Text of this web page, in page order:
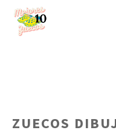
Saltar
ZUECOS